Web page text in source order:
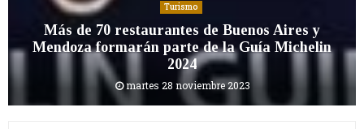
Turismo
Más de 70 restaurantes de Buenos Aires y
Mendoza formarán parte de la Guía Michelin
2024
martes 28 noviembre 2023